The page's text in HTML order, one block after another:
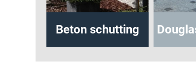
Beton schutting